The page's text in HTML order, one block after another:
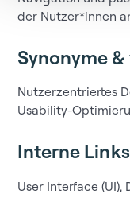
der Nutzer*innen
Synonyme
Nutzerzentriertes
Usability-
Interne Links
User Interface (UI),